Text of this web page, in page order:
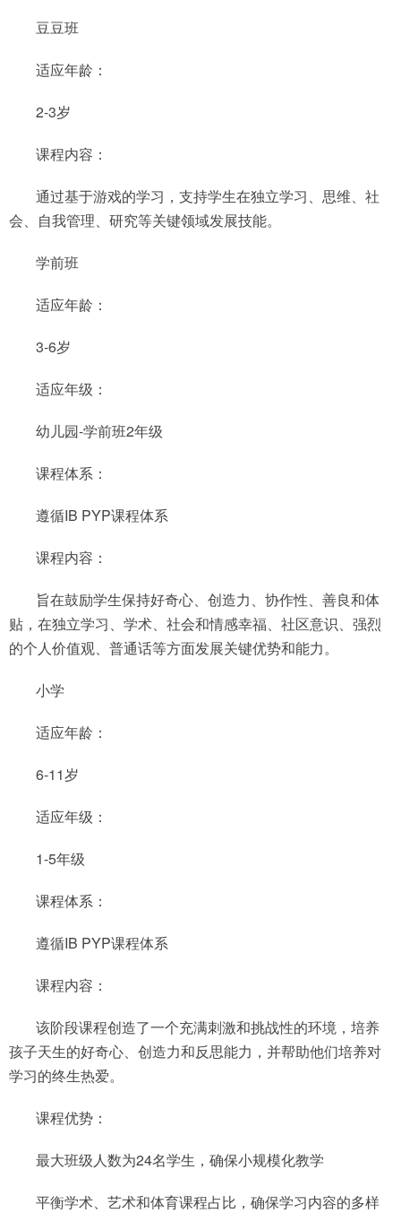
豆豆班
适应年龄：
2-3岁
课程内容：
通过基于游戏的学习，支持学生在独立学习、思维、社
会、自我管理、研究等关键领域发展技能。
学前班
适应年龄：
3-6岁
适应年级：
幼儿园-学前班2年级
课程体系：
遵循IB PYP课程体系
课程内容：
旨在鼓励学生保持好奇心、创造力、协作性、善良和体
贴，在独立学习、学术、社会和情感幸福、社区意识、强烈
的个人价值观、普通话等方面发展关键优势和能力。
小学
适应年龄：
6-11岁
适应年级：
1-5年级
课程体系：
遵循IB PYP课程体系
课程内容：
该阶段课程创造了一个充满刺激和挑战性的环境，培养
孩子天生的好奇心、创造力和反思能力，并帮助他们培养对
学习的终生热爱。
课程优势：
最大班级人数为24名学生，确保小规模化教学
平衡学术、艺术和体育课程占比，确保学习内容的多样